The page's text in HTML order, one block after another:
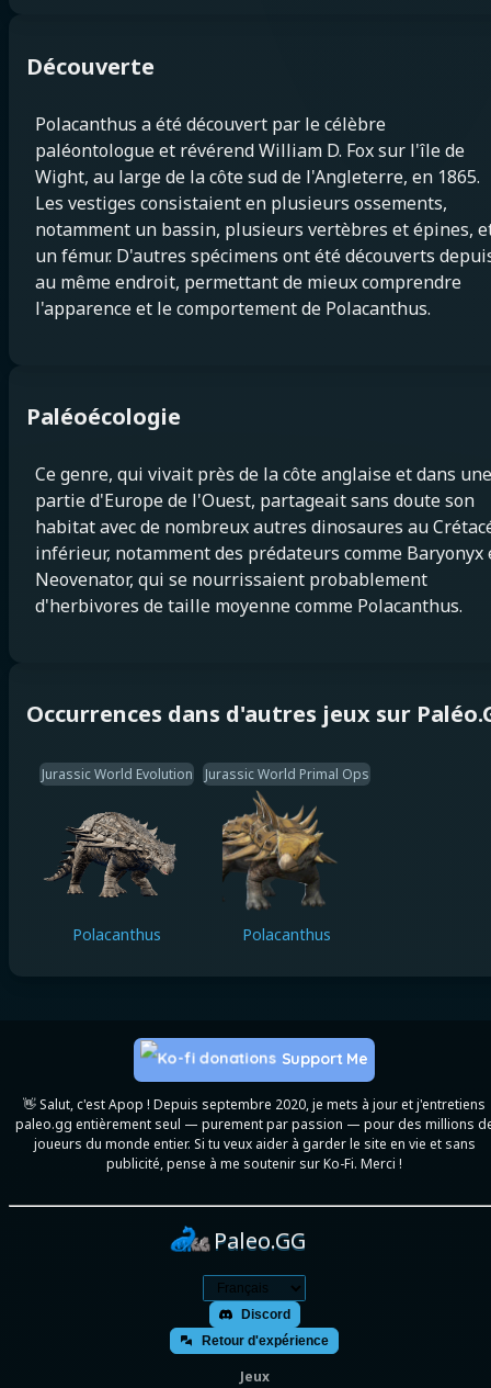
Découverte
Polacanthus a été découvert par le célèbre
paléontologue et révérend William D. Fox sur l'île de
Wight, au large de la côte sud de l'Angleterre, en 1865.
Les vestiges consistaient en plusieurs ossements,
notamment un bassin, plusieurs vertèbres et épines,
un fémur. D'autres spécimens ont été découverts
au même endroit, permettant de mieux comprendre
l'apparence et le comportement de Polacanthus.
Paléoécologie
Ce genre, qui vivait près de la côte anglaise et dans une
partie d'Europe de l'Ouest, partageait sans doute son
habitat avec de nombreux autres dinosaures au
inférieur, notamment des prédateurs comme Baryonyx
Neovenator, qui se nourrissaient probablement
d'herbivores de taille moyenne comme Polacanthus.
Occurrences dans d'autres jeux sur
Jurassic World Evolution
Polacanthus
Jurassic World Primal Ops
Polacanthus
👋 Salut, c'est Apop ! Depuis septembre 2020, je mets à jour et j'entretiens
paleo.gg entièrement seul — purement par passion — pour des millions
joueurs du monde entier. Si tu veux aider à garder le site en vie et sans
publicité, pense à me soutenir sur Ko-Fi. Merci !
Support Me
Paleo.GG
Discord
Retour d'expérience
Jeux